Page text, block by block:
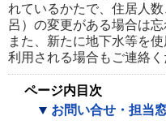
れているかたで、住居人
呂）の変更がある場合は忘
また、新たに地下水等を
利用される場合もご連絡く
ページ内目次
お問い合せ・担当